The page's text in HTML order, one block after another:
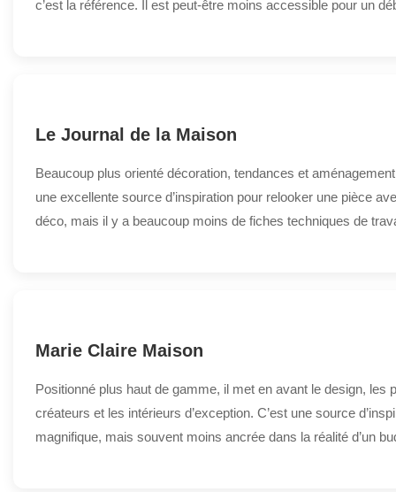
c’est la référence. Il est peut-être moins accessible pour un
Le Journal de la Maison
Beaucoup plus orienté décoration, tendances et aménagement
une excellente source d’inspiration pour relooker une pièce
déco, mais il y a beaucoup moins de fiches techniques de
Marie Claire Maison
Positionné plus haut de gamme, il met en avant le design, les
créateurs et les intérieurs d’exception. C’est une source
magnifique, mais souvent moins ancrée dans la réalité d’un